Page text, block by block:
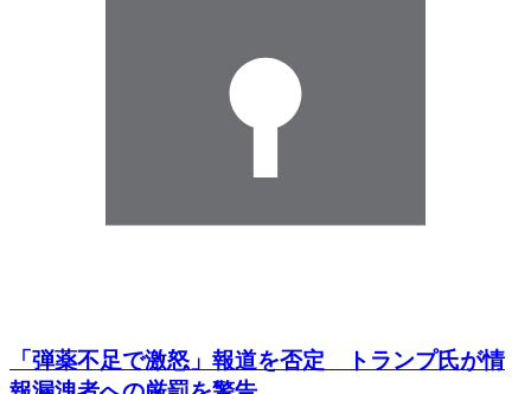
「弾薬不足で激怒」報道を否定 トランプ氏が情